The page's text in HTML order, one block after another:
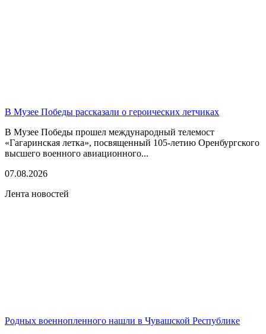
В Музее Победы рассказали о героических летчиках
В Музее Победы прошел международный телемост
«Гагаринская летка», посвященный 105-летию Оренбургского
высшего военного авиационного...
07.08.2026
Лента новостей
Родных военнопленного нашли в Чувашской Республике